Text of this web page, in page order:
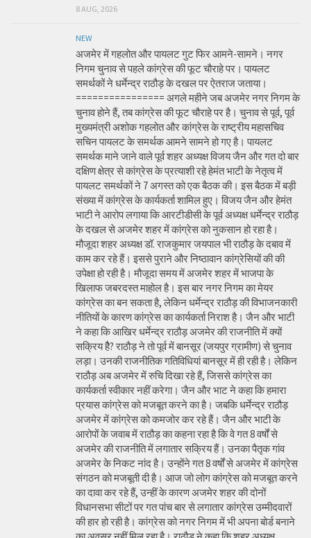
8 AUG, 2026
NEW
अजमेर में गहलोत और पायलट गुट फिर आमने-सामने। नगर
निगम चुनाव से पहले कांग्रेस की फूट चौराहे पर। पायलट
समर्थकों ने धर्मेन्द्र राठौड़ के दखल पर ऐतराज जताया।
================ अगले महीने जब अजमेर नगर निगम के
चुनाव होने हैं, तब कांग्रेस की फूट चौराहे पर है। चुनाव से पूर्व, पूर्व
मुख्यमंत्री अशोक गहलोत और कांग्रेस के राष्ट्रीय महासचिव
सचिन पायलट के समर्थक आमने सामने हो गए है। पायलट
समर्थक माने जाने वाले पूर्व शहर अध्यक्ष विजय जैन और गत दो बार
दक्षिण क्षेत्र से कांग्रेस के प्रत्याशी रहे हेमंत भाटी के नेतृत्व में
पायलट समर्थकों ने 7 अगस्त को एक बैठक की। इस बैठक में बड़ी
संख्या में कांग्रेस के कार्यकर्ता शामिल हुए। विजय जैन और हेमंत
भाटी ने आरोप लगाया कि आरटीडीसी के पूर्व अध्यक्ष धर्मेन्द्र राठौड़
के दखल से अजमेर शहर में कांग्रेस को नुकसान हो रहा है।
मौजूदा शहर अध्यक्ष डॉ. राजकुमार जयपाल भी राठौड़ के दबाव में
काम कर रहे हैं। इससे पुराने और निष्ठावान कांग्रेसियों की की
उपेक्षा हो रही है। मौजूदा समय में अजमेर शहर में भाजपा के
खिलाफ जबरदस्त माहोल है। इस बार नगर निगम का मेयर
कांग्रेस का बन सकता है, लेकिन धर्मेन्द्र राठौड़ की विभाजनकारी
नीतियों के कारण कांग्रेस का कार्यकर्ता निराश है। जैन और भाटी
ने कहा कि आखिर धर्मेन्द्र राठौड़ अजमेर की राजनीति में क्यों
सक्रिय हैै? राठौड़ ने तो पूर्व में बानसूर (जयपुर ग्रामीण) से चुनाव
लड़ा। उनकी राजनीतिक गतिविधियां बानसूर में ही रही है। लेकिन
राठौड़ अब अजमेर में रुचि दिखा रहे हैं, जिससे कांग्रेस का
कार्यकर्ता स्वीकार नहीं करेगा। जैन और भाट ने कहा कि हमारा
प्रयास कांग्रेस को मजबूत करने का है। जबकि धर्मेन्द्र राठौड़
अजमेर में कांग्रेस को कमजोर कर रहे हैं। जैन और भाटी के
आरोपों के जवाब में राठौड़ का कहना रहा है कि वे गत 8 वर्षों से
अजमेर की राजनीति में लगातार सक्रिय हैं। उनका पैतृक गांव
अजमेर के निकट नांद है। उन्होंने गत 8 वर्षों से अजमेर में कांग्रेस
संगठन को मजबूती दी है। आज जो लोग कांग्रेस को मजबूत करने
का दावा कर रहे हैं, उन्हीं के कारण अजमेर शहर की दोनों
विधानसभा सीटों पर गत पांच बार से लगातार कांग्रेस उम्मीदवारों
की हार हो रही है। कांग्रेस को नगर निगम में भी अपना बोर्ड बनाने